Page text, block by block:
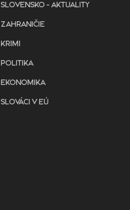
SLOVENSKO - AKTUALITY
ZAHRANIČIE
KRIMI
POLITIKA
EKONOMIKA
SLOVÁCI V EÚ